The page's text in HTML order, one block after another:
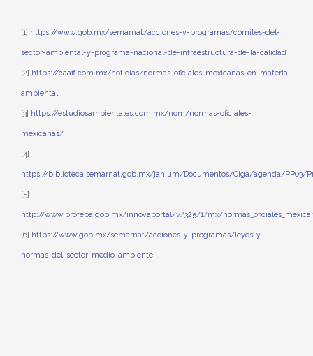
[1] https://www.gob.mx/semarnat/acciones-y-programas/comites-del-
sector-ambiental-y-programa-nacional-de-infraestructura-de-la-calidad
[2] https://caaff.com.mx/noticias/normas-oficiales-mexicanas-en-materia-
ambiental
[3] https://estudiosambientales.com.mx/nom/normas-oficiales-
mexicanas/
[4]
https://biblioteca.semarnat.gob.mx/janium/Documentos/Ciga/agenda/PP03/
[5]
http://www.profepa.gob.mx/innovaportal/v/325/1/mx/
[6] https://www.gob.mx/semarnat/acciones-y-programas/leyes-y-
normas-del-sector-medio-ambiente